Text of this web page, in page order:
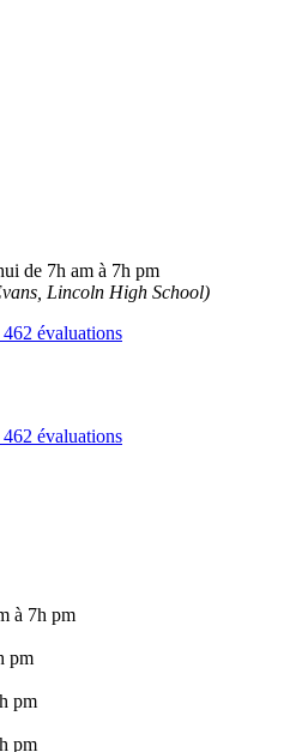
de 7h am à 7h pm
Lincoln High School)
462 évaluations
462 évaluations
à 7h pm
pm
pm
pm